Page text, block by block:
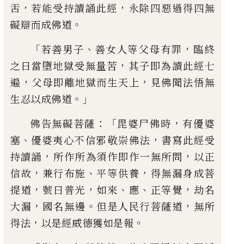
舌 ， 若能受持讀誦此經 ， 永除四惡過得四無
礙辯而成佛道 。
「若善男子 、 善女人等父母有罪 ， 臨終
之日當墮地獄受無量苦 ， 其子即為讀此經七
遍 ， 父母即離地獄而生天上 ， 見佛聞法悟無
生忍以成佛道 。」
佛告無礙菩薩 ：「毘婆尸佛時 ， 有優婆
塞 、 優婆夷心不信邪敬崇佛法 ， 書寫此經受
持讀誦 ， 所作所為須作即作一無所問 ， 以正
信故 ， 兼行布施 、 平等供養 ， 得無漏身成菩
提道 ， 號曰普光 ， 如來 、 應 、 正等覺 ， 劫名
大漏 ， 國名無邊 。 但是人民行菩薩道 ， 無所
得法 ， 以是經威德獲如是報 。